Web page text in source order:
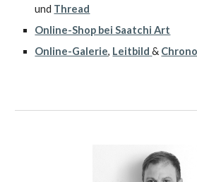
und Thread
Online-Shop bei Saatchi Art
Online-Galerie, Leitbild &